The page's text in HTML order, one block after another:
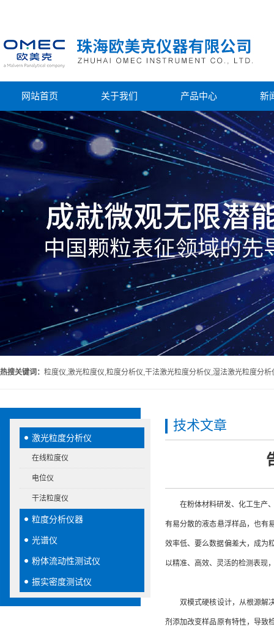
网站首页 关于我们 产品中心 新
热搜关键词： 粒度仪,激光粒度仪,粒度分析仪,干法激光粒度分析仪,湿法激光粒度分析
激光粒度分析仪
在线粒度仪
电位仪
干法粒度仪
粒度分析仪器
光谱仪
粉体流动性测试仪
振实密度测试仪
技术文章
在粉体材料研发、化工生产、
有易分散的液态悬浮样品，也有
效率低、要么数据偏差大，成为
以精准、高效、灵活的检测表现
双模式硬核设计，从根源解决
剂添加改变样品原有特性，导致